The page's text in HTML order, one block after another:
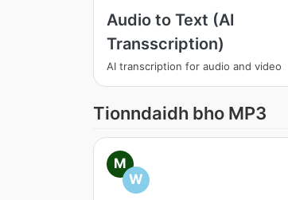
Audio to Text (AI
Transscription)
AI transcription for audio and video
Tionndaidh bho MP3
M
W